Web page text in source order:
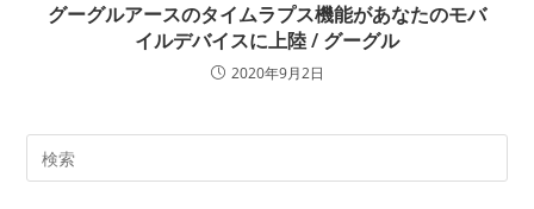
グーグルアースのタイムラプス機能があなたのモバ
イルデバイスに上陸 / グーグル
2020年9月2日